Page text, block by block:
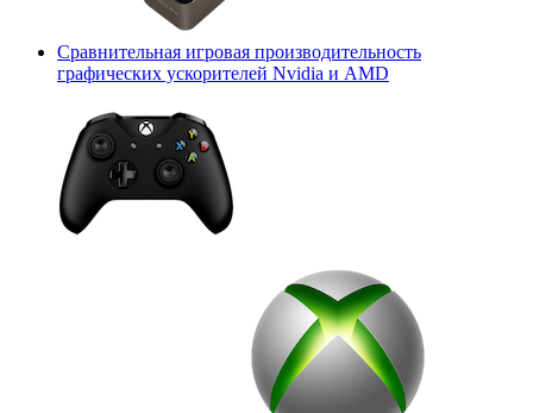
Сравнительная игровая производительность
графических ускорителей Nvidia и AMD